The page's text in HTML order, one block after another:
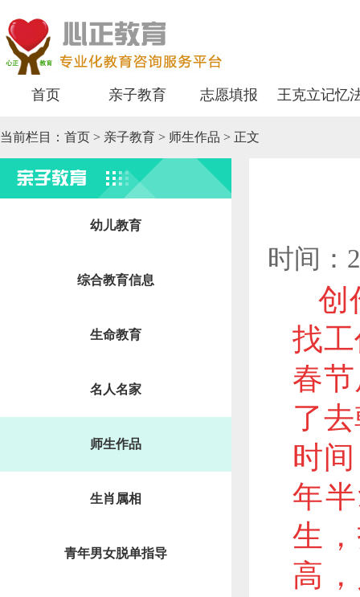
首页 亲子教育 志愿填报 王克立记忆
当前栏目： 首页 > 亲子教育 > 师生作品 > 正文
亲子教育
幼儿教育
综合教育信息
生命教育
名人名家
师生作品
生肖属相
青年男女脱单指导
时间
创
找
春
了
时
年
生
高，